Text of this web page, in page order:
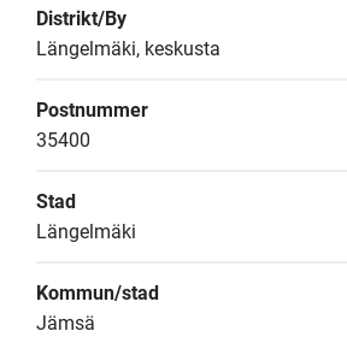
Distrikt/By
Längelmäki, keskusta
Postnummer
35400
Stad
Längelmäki
Kommun/stad
Jämsä